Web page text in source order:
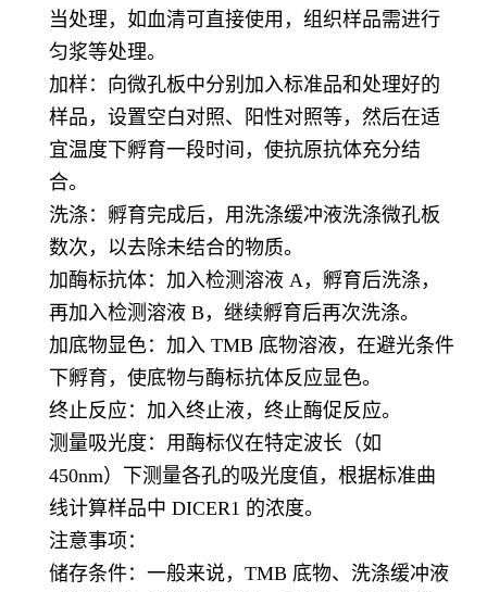
当处理，如血清可直接使用，组织样品需进行
匀浆等处理。
加样：向微孔板中分别加入标准品和处理好的
样品，设置空白对照、阳性对照等，然后在适
宜温度下孵育一段时间，使抗原抗体充分结
合。
洗涤：孵育完成后，用洗涤缓冲液洗涤微孔板
数次，以去除未结合的物质。
加酶标抗体：加入检测溶液 A，孵育后洗涤，
再加入检测溶液 B，继续孵育后再次洗涤。
加底物显色：加入 TMB 底物溶液，在避光条件
下孵育，使底物与酶标抗体反应显色。
终止反应：加入终止液，终止酶促反应。
测量吸光度：用酶标仪在特定波长（如
450nm）下测量各孔的吸光度值，根据标准曲
线计算样品中 DICER1 的浓度。
注意事项：
储存条件：一般来说，TMB 底物、洗涤缓冲液